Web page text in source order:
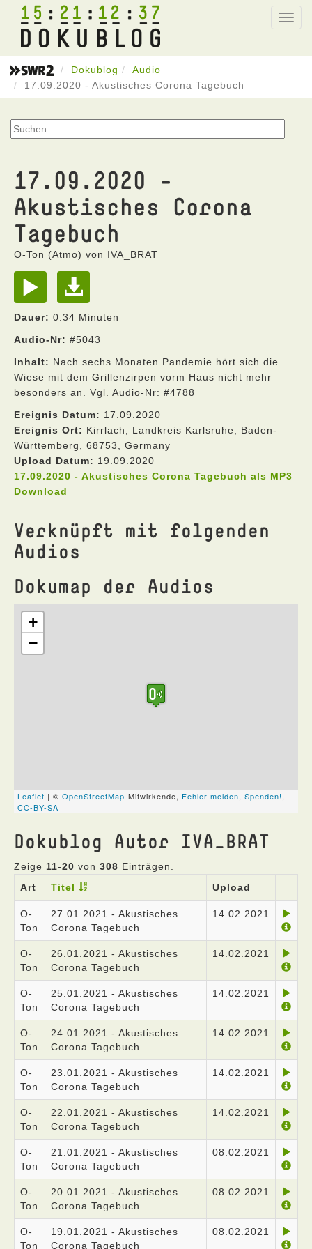
15 21 12 37
Dokublog
Audio
17.09.2020 - Akustisches Corona Tagebuch
17.09.2020 -
Akustisches Corona
Tagebuch
O-Ton (Atmo) von IVA_BRAT
Dauer: 0:34 Minuten
Audio-Nr: #5043
Inhalt: Nach sechs Monaten Pandemie hört sich die
Wiese mit dem Grillenzirpen vorm Haus nicht mehr
besonders an. Vgl. Audio-Nr: #4788
Ereignis Datum: 17.09.2020
Ereignis Ort: Kirrlach, Landkreis Karlsruhe, Baden-
Württemberg, 68753, Germany
Upload Datum: 19.09.2020
17.09.2020 - Akustisches Corona Tagebuch als MP3
Download
Verknüpft mit folgenden
Audios
Dokumap der Audios
Dokublog Autor IVA_BRAT
Zeige 11-20 von 308 Einträgen.
Art
Titel Upload
O-
Ton
27.01.2021 - Akustisches
Corona Tagebuch
14.02.2021
O-
Ton
26.01.2021 - Akustisches
Corona Tagebuch
14.02.2021
O-
Ton
25.01.2021 - Akustisches
Corona Tagebuch
14.02.2021
O-
Ton
24.01.2021 - Akustisches
Corona Tagebuch
14.02.2021
O-
Ton
23.01.2021 - Akustisches
Corona Tagebuch
14.02.2021
O-
Ton
22.01.2021 - Akustisches
Corona Tagebuch
14.02.2021
O-
Ton
21.01.2021 - Akustisches
Corona Tagebuch
08.02.2021
O-
Ton
20.01.2021 - Akustisches
Corona Tagebuch
08.02.2021
O-
Ton
19.01.2021 - Akustisches
Corona Tagebuch
08.02.2021